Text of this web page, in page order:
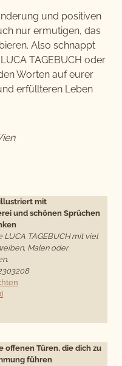
und positiven
nur ermutigen, das
Also schnappt
TAGEBUCH oder
Worten auf eurer
erfüllteren Leben
mit
und schönen Sprüchen
LUCA TAGEBUCH mit viel
Malen oder
.
offenen Türen, die dich zu
führen